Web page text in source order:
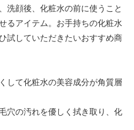
洗顔後、化粧水の前に使うこと
るアイテム。お手持ちの化粧水
試していただきたいおすすめ商
化粧水の美容成分が角質層
の汚れを優しく拭き取り、化